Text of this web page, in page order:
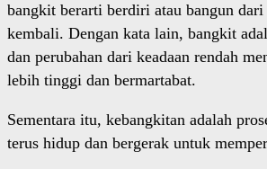
bangkit berarti berdiri atau bangun
kembali. Dengan kata lain, bangkit
dan perubahan dari keadaan rendah
lebih tinggi dan bermartabat.
Sementara itu, kebangkitan adalah
terus hidup dan bergerak untuk